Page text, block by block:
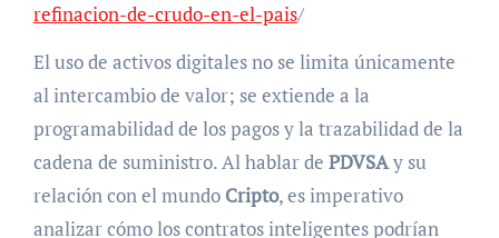
refinacion-de-crudo-en-el-pais/
El uso de activos digitales no se limita únicamente
al intercambio de valor; se extiende a la
programabilidad de los pagos y la trazabilidad de la
cadena de suministro. Al hablar de PDVSAy su
relación con el mundo Cripto, es imperativo
analizar cómo los contratos inteligentes podrían